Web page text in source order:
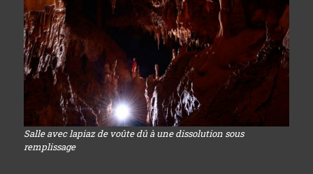
Salle avec lapiaz de voûte dû à une dissolution sous
remplissage